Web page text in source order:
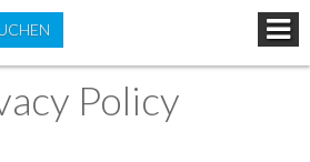
Policy